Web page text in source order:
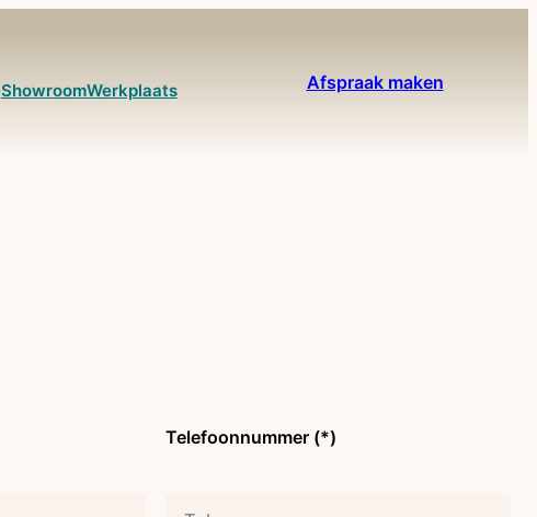
ShowroomWerkplaats Afspraak maken
Telefoonnummer (*)